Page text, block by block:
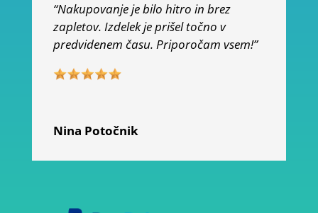
“Nakupovanje je bilo hitro in brez
zapletov. Izdelek je prišel točno v
predvidenem času. Priporočam vsem!”
Nina Potočnik